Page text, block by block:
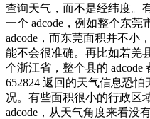
查询天气，而不是经纬度。
一个 adcode，例如整个东莞
adcode，而东莞面积并不小
能不会很准确。再比如若羌
个浙江省，整个县的 adcode
652824 返回的天气信息恐
况。有些面积很小的行政区
adcode，从天气角度来看没有